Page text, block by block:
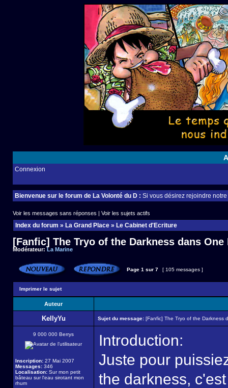
Connexion
Bienvenue sur le forum de La Volonté du D : Si vous désirez rejoindre
Voir les messages sans réponses | Voir les sujets actifs
Index du forum » La Grand Place » Le Cabinet d'Ecriture
[Fanfic] The Tryo of the Darkness dans One
Modérateur:La Marine
Page 1 sur 7 [ 105 messages ]
Imprimer le sujet
Auteur
KellyYu Sujet du message: [Fanfic] The Tryo of the Darkness
9 000 000 Berrys
Inscription: 27 Mai 2007
Messages: 346
Localisation: Sur mon petit
bâteau sur l'eau sirotant mon
rhum
Introduction:
Juste pour
the darkness,